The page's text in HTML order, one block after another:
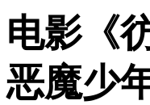
电影《
恶魔少